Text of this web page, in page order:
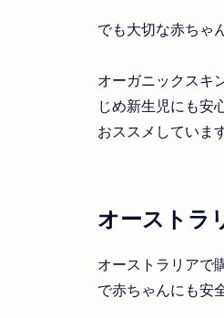
でも大切な赤ちゃ
オーガニックスキ
じめ新生児にも安
おススメしています
オーストラ
オーストラリアで
で赤ちゃんにも安